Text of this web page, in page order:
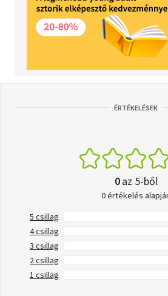
ÉRTÉKELÉSEK
0az 5-ből
0 értékelés
5 csillag
4 csillag
3 csillag
2 csillag
1 csillag